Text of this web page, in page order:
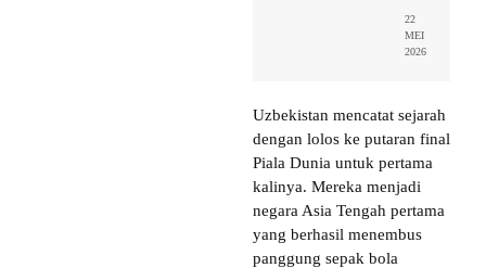
22
MEI
2026
Uzbekistan mencatat sejarah
dengan lolos ke putaran final
Piala Dunia untuk pertama
kalinya. Mereka menjadi
negara Asia Tengah pertama
yang berhasil menembus
panggung sepak bola